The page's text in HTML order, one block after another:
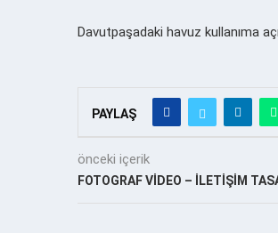
Davutpaşadaki havuz kullanıma
PAYLAŞ
önceki içerik
FOTOGRAF VİDEO – İLETİŞİM